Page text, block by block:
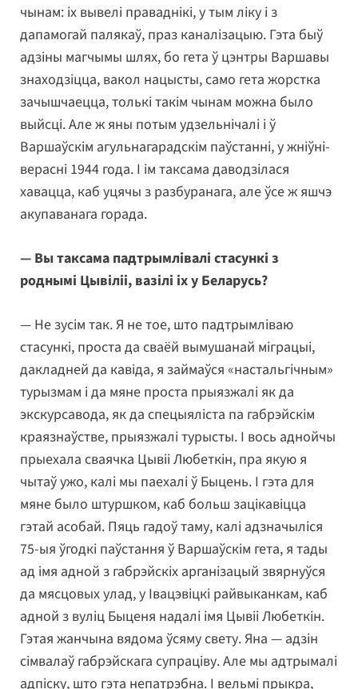
чынам: іх вывелі праваднікі, у тым ліку і з
дапамогай палякаў, праз каналізацыю. Гэта быў
адзіны магчымы шлях, бо гета ў цэнтры Варшавы
знаходзіцца, вакол нацысты, само гета жорстка
зачышчаецца, толькі такім чынам можна было
выйсці. Але ж яны потым удзельнічалі і ў
Варшаўскім агульнагарадскім паўстанні, у жніўні-
верасні 1944 года. І ім таксама даводзілася
хавацца, каб уцячы з разбуранага, але ўсе ж яшчэ
акупаванага горада.
— Вы таксама падтрымлівалі стасункі з
роднымі Цывіліі, вазілі іх у Беларусь?
— Не зусім так. Я не тое, што падтрымліваю
стасункі, проста да сваёй вымушанай міграцыі,
дакладней да кавіда, я займаўся «настальгічным»
турызмам і да мяне проста прыязжалі як да
экскурсавода, як да спецыяліста па габрэйскім
краязнаўстве, прыязжалі турысты. І вось аднойчы
прыехала сваячка Цывіі Любеткін, пра якую я
чытаў ужо, калі мы паехалі ў Быцень. І гэта для
мяне было штуршком, каб больш зацікавіцца
гэтай асобай. Пяць гадоў таму, калі адзначыліся
75-ыя ўгодкі паўстання ў Варшаўскім гета, я тады
ад імя адной з габрэйскіх арганізацый звярнуўся
да мясцовых улад, у Івацэвіцкі райвыканкам, каб
адной з вуліц Быценя надалі імя Цывіі Любеткін.
Гэтая жанчына вядома ўсяму свету. Яна — адзін
сімвалаў габрэйскага супраціву. Але мы адтрымалі
адпіску, што гэта непатрэбна. І вельмі прыкра,